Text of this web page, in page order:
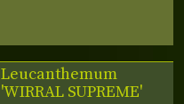
Leucanthemum
'WIRRAL SUPREME'